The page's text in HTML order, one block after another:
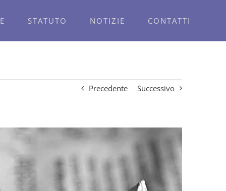
STATUTO NOTIZIE CONTATTI
Precedente Successivo